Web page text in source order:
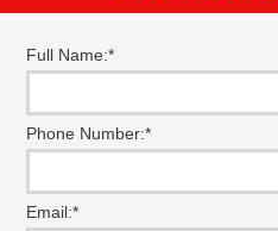
Full Name:*
Phone Number:*
Email:*